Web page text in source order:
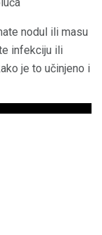
nodul ili masu
infekciju ili
je to učinjeno i